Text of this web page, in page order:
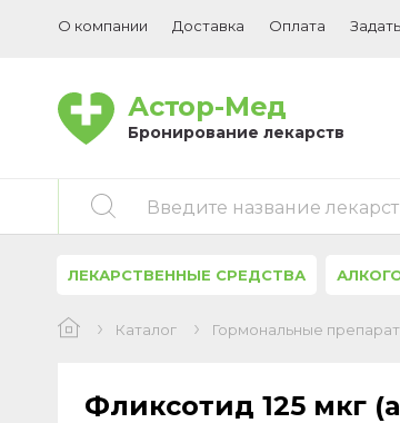
О компании Доставка Оплата
Астор-Мед
Бронирование лекарств
Введите название
ЛЕКАРСТВЕННЫЕ СРЕДСТВА
Каталог Гормональные
Фликсотид 125 мкг